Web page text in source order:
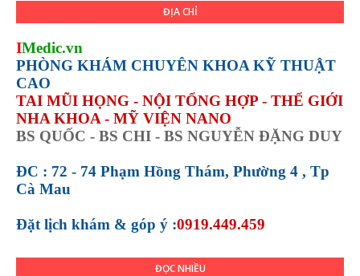
ĐỊA CHỈ
IMedic.vn
PHÒNG KHÁM CHUYÊN KHOA KỸ THUẬT
CAO
TAI MŨI HỌNG - NỘI TỔNG HỢP - THẾ GIỚI
NHA KHOA - MỸ VIỆN NANO
BS QUỐC - BS CHI - BS NGUYỄN ĐẶNG DUY
ĐC : 72 - 74 Phạm Hồng Thám, Phường 4 , Tp
Cà Mau
Đặt lịch khám & góp ý :0919.449.459
ĐỌC NHIỀU